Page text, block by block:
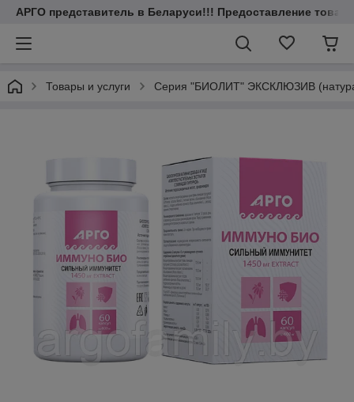
АРГО представитель в Беларуси!!! Предоставление
Товары и услуги Серия "БИОЛИТ" ЭКСКЛЮЗИВ